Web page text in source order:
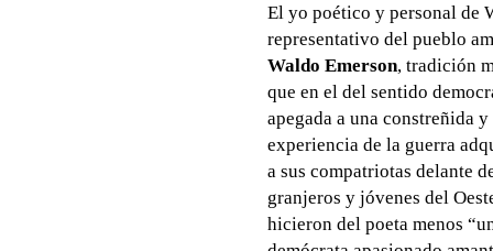
El yo poético y personal de
representativo del pueblo
Waldo Emerson, tradición
que en el del sentido
apegada a una constreñida
experiencia de la guerra
a sus compatriotas delante
granjeros y jóvenes del
hicieron del poeta menos